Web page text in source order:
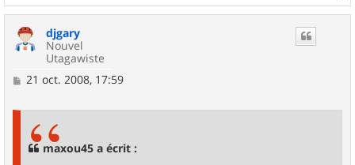
a
djgary
Nouvel
Utagawiste
M
21 oct. 2008, 17:59
maxou45 a écrit :